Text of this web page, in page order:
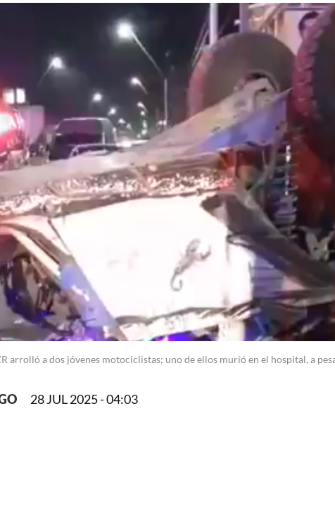
arrolló a dos jóvenes motociclistas; uno de ellos murió en el hospital, a
28 JUL 2025 - 04:03